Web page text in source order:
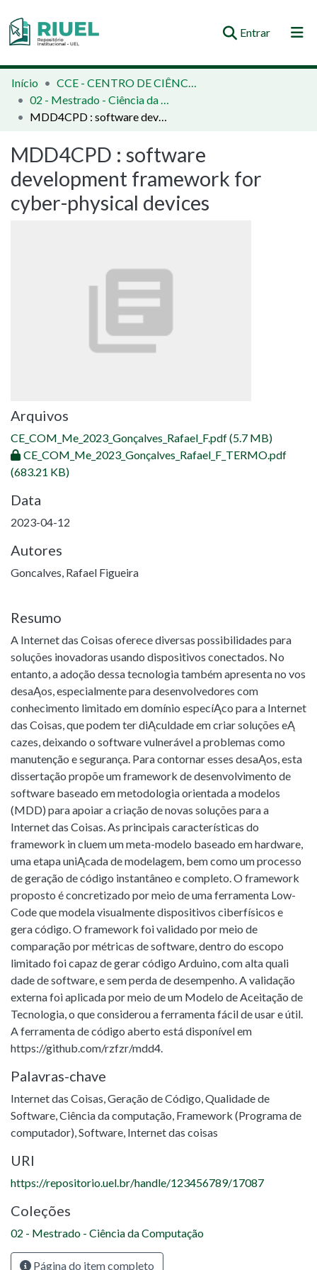
Entrar(current)
Orientações e Normas
Comunidades e Coleções
Estatísticas
Início
CCE - CENTRO DE CIÊNCIAS EXATAS
02 - Mestrado - Ciência da Computação
MDD4CPD : software development framework for cyber-physical devices
MDD4CPD : software
development framework for
cyber-physical devices
Arquivos
CE_COM_Me_2023_Gonçalves_Rafael_F.pdf(5.7 MB)
CE_COM_Me_2023_Gonçalves_Rafael_F_TERMO.pdf
(683.21 KB)
Data
2023-04-12
Autores
Goncalves, Rafael Figueira
Resumo
A Internet das Coisas oferece diversas possibilidades para
soluções inovadoras usando dispositivos conectados. No
entanto, a adoção dessa tecnologia também apresenta no vos
desaĄos, especialmente para desenvolvedores com
conhecimento limitado em domínio especíĄco para a Internet
das Coisas, que podem ter diĄculdade em criar soluções eĄ
cazes, deixando o software vulnerável a problemas como
manutenção e segurança. Para contornar esses desaĄos, esta
dissertação propõe um framework de desenvolvimento de
software baseado em metodologia orientada a modelos
(MDD) para apoiar a criação de novas soluções para a
Internet das Coisas. As principais características do
framework in cluem um meta-modelo baseado em hardware,
uma etapa uniĄcada de modelagem, bem como um processo
de geração de código instantâneo e completo. O framework
proposto é concretizado por meio de uma ferramenta Low-
Code que modela visualmente dispositivos ciberfísicos e
gera código. O framework foi validado por meio de
comparação por métricas de software, dentro do escopo
limitado foi capaz de gerar código Arduino, com alta quali
dade de software, e sem perda de desempenho. A validação
externa foi aplicada por meio de um Modelo de Aceitação de
Tecnologia, o que considerou a ferramenta fácil de usar e útil.
A ferramenta de código aberto está disponível em
https://github.com/rzfzr/mdd4.
Palavras-chave
Internet das Coisas,Geração de Código,Qualidade de
Software,Ciência da computação, Framework (Programa de
computador),Software, Internet das coisas
URI
https://repositorio.uel.br/handle/123456789/17087
Coleções
02 - Mestrado - Ciência da Computação
Página do item completo